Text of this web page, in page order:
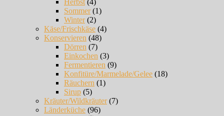
Herbst (4)
Sommer(1)
Winter(2)
Käse/Frischkäse (4)
Konservieren (48)
Dörren (7)
Einkochen (3)
Fermentieren (9)
Konfitüre/Marmelade/Gelee (18)
Räuchern (1)
Sirup (5)
Kräuter/Wildkräuter(7)
Länderküche (96)